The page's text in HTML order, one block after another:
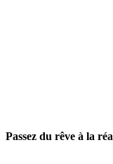
Passez du rêve à la